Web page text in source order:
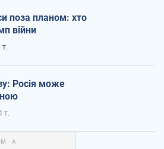
поза планом: хто
війни
т.
Росія може
т.